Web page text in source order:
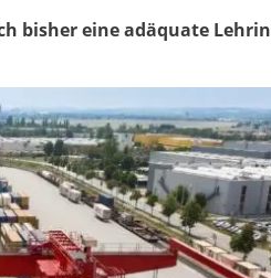
bisher eine adäquate